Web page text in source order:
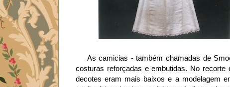
As camicias - também chamadas de
costuras reforçadas e embutidas. No
decotes eram mais baixos e a modelagem